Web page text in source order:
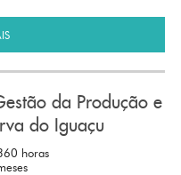
da Produção e
do Iguaçu
horas